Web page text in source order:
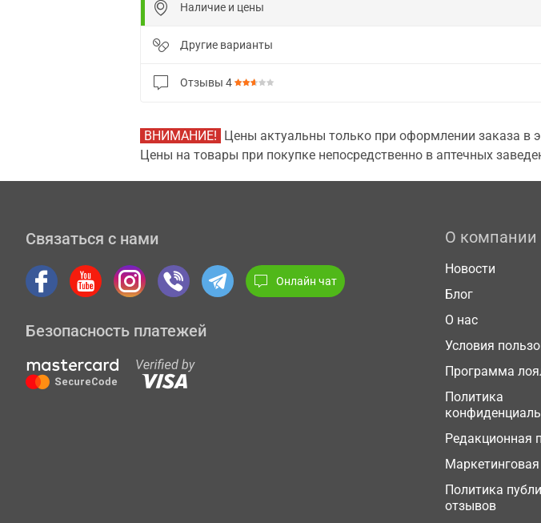
Наличие и цены
Другие варианты
Отзывы 4
ВНИМАНИЕ! Цены актуальны только при оформлении заказа в
Цены на товары при покупке непосредственно в аптечных
Связаться с нами
Онлайн чат
Безопасность платежей
О компании
Новости
Блог
О нас
Условия
Программа
Политика
Редакционная
Политика
отзывов